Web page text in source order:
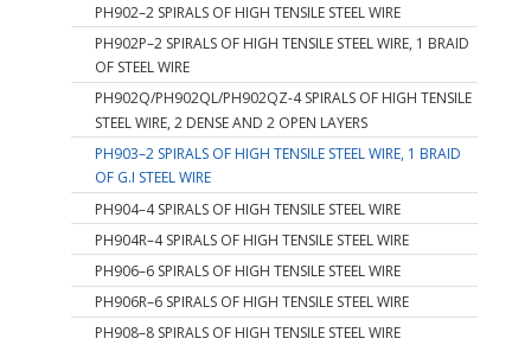
PH902–2 SPIRALS OF HIGH TENSILE STEEL WIRE
PH902P–2 SPIRALS OF HIGH TENSILE STEEL WIRE, 1 BRAID
OF STEEL WIRE
PH902Q/PH902QL/PH902QZ-4 SPIRALS OF HIGH TENSILE
STEEL WIRE, 2 DENSE AND 2 OPEN LAYERS
PH903–2 SPIRALS OF HIGH TENSILE STEEL WIRE, 1 BRAID
OF G.I STEEL WIRE
PH904–4 SPIRALS OF HIGH TENSILE STEEL WIRE
PH904R–4 SPIRALS OF HIGH TENSILE STEEL WIRE
PH906–6 SPIRALS OF HIGH TENSILE STEEL WIRE
PH906R–6 SPIRALS OF HIGH TENSILE STEEL WIRE
PH908–8 SPIRALS OF HIGH TENSILE STEEL WIRE